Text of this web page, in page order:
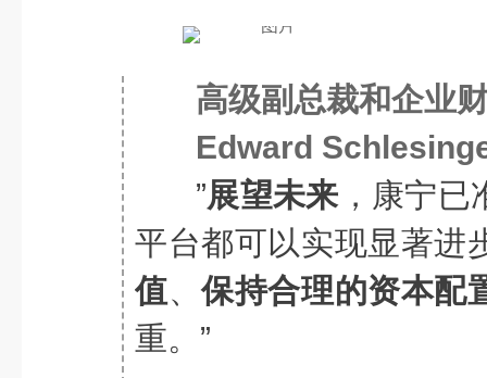
高级副总裁和企业
Edward
”展望未来，康宁已
平台都可以实现显著进
值、保持合理的资本配
重。”